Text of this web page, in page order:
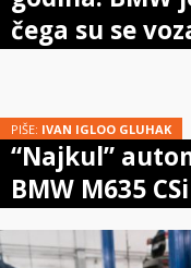
čega su se
PIŠE: IVAN IGLOO GLUHAK
“Najkul”
BMW M635